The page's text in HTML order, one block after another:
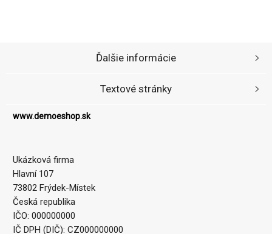
www.demoeshop.sk
Ukázková firma
Hlavní 107
73802 Frýdek-Místek
Česká republika
IČO: 000000000
IČ DPH (DIČ): CZ000000000
Ďalšie informácie
Textové stránky